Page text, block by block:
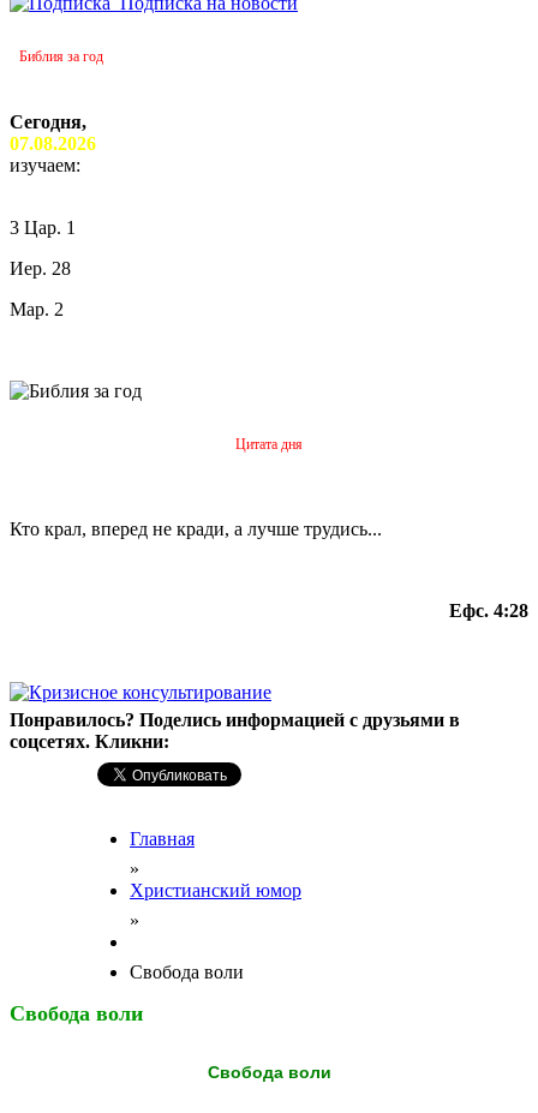
Библия за год
Сегодня,
07.08.2026
изучаем:
3 Цар. 1
Иер. 28
Мар. 2
Цитата дня
Кто крал, вперед не кради, а лучше трудись...
Ефс. 4:28
Понравилось? Поделись информацией с друзьями в
соцсетях. Кликни:
Главная
»
Христианский юмор
»
Свобода воли
Свобода воли
Свобода воли